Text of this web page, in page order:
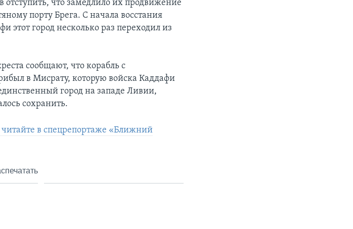
отступить, что замедлило их продвижение
порту Брега. С начала восстания
этот город несколько раз переходил из
сообщают, что корабль с
в Мисрату, которую войска Каддафи
город на западе Ливии,
сохранить.
в спецрепортаже «Ближний